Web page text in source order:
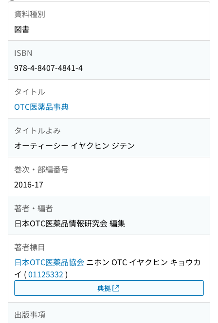
資料種別
図書
ISBN
978-4-8407-4841-4
タイトル
OTC医薬品事典
タイトルよみ
オーティーシー イヤクヒン ジテン
巻次・部編番号
2016-17
著者・編者
日本OTC医薬品情報研究会 編集
著者標目
日本OTC医薬品協会 ニホン OTC イヤクヒン キョウカ
イ (01125332 )
典拠
出版事項